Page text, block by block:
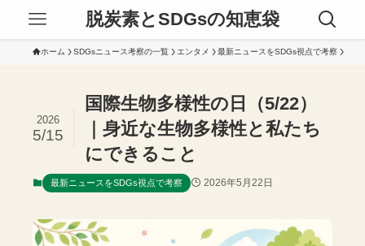
脱炭素とSDGsの知恵袋
ホーム SDGsニュース考察の一覧 エンタメ 最新ニュースをSDGs視点で考察
国際生物多様性の日（5/22）
｜身近な生物多様性と私たち
にできること
2026
5/15
最新ニュースをSDGs視点で考察 2026年5月22日